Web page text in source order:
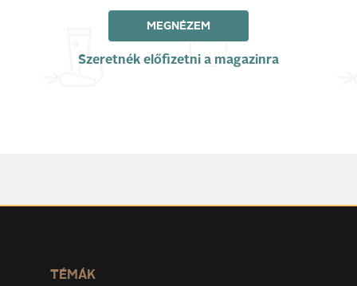
MEGNÉZEM
Szeretnék előfizetni a magazinra
TÉMÁK